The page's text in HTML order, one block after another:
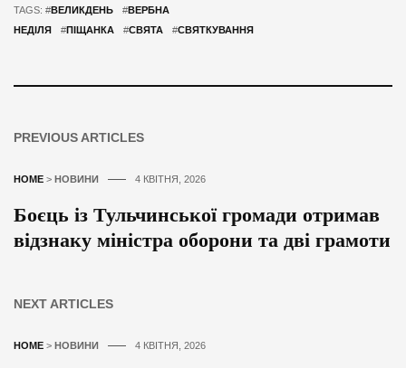
TAGS: #ВЕЛИКДЕНЬ #ВЕРБНА
НЕДІЛЯ
#ПІЩАНКА #СВЯТА #СВЯТКУВАННЯ
PREVIOUS ARTICLES
HOME > НОВИНИ 4 КВІТНЯ, 2026
Боєць із Тульчинської громади отримав
відзнаку міністра оборони та дві грамоти
NEXT ARTICLES
HOME > НОВИНИ 4 КВІТНЯ, 2026